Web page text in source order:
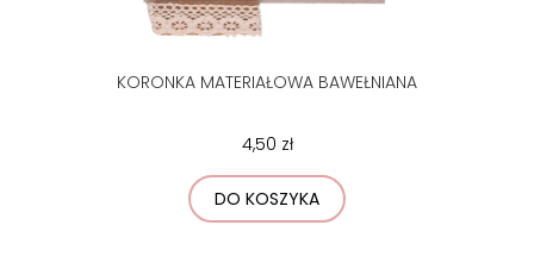
KORONKA MATERIAŁOWA BAWEŁNIANA
4,50 zł
DO KOSZYKA